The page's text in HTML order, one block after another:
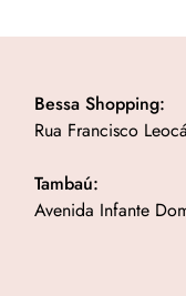
Bessa Shopping:
Rua Francisco
Tambaú:
Avenida Infante